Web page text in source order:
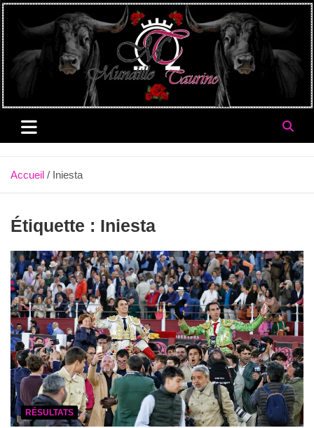
Aller
au
contenu
Accueil Iniesta
Étiquette : Iniesta
RÉSULTATS